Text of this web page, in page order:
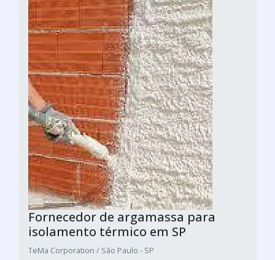
Fornecedor de argamassa para
isolamento térmico em SP
TeMa Corporation / São Paulo - SP